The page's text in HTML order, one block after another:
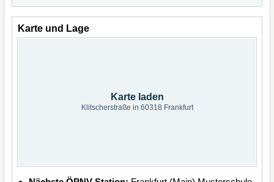
Karte und Lage
Karte laden
Klitscherstraße in 60318 Frankfurt